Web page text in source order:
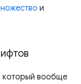
и
который вообще